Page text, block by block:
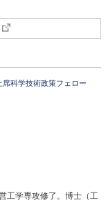
科学技術政策フェロー
工学専攻修了。博士（工